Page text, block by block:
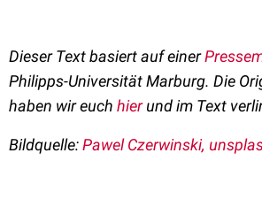
Dieser Text basiert auf einer
Philipps-Universität Marburg. Die
haben wir euch hierund im Text
Bildquelle:Pawel Czerwinski,